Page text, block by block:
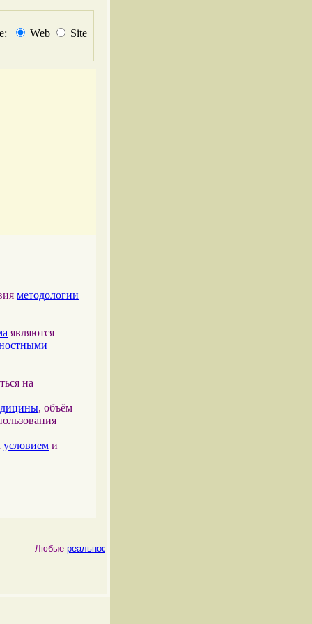
Web Site
методологии
являются
на
, объём
условием и
Любыереальности